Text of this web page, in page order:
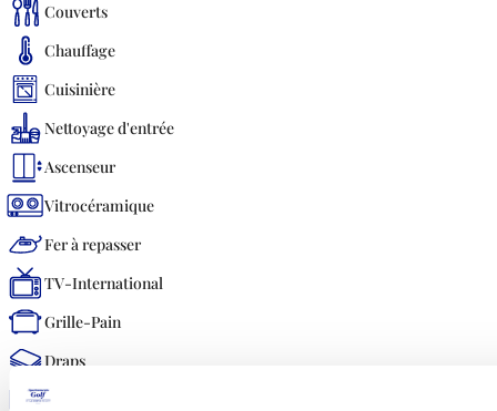
Couverts
Chauffage
Cuisinière
Nettoyage d'entrée
Ascenseur
Vitrocéramique
Fer à repasser
TV-International
Grille-Pain
Draps
Coffre-fort